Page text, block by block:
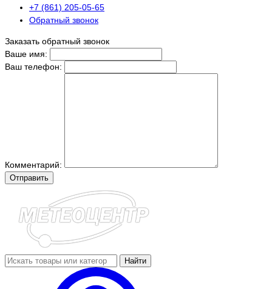
+7 (861) 205-05-65
Обратный звонок
Заказать обратный звонок
Ваше имя:
Ваш телефон:
Комментарий:
Отправить
Найти